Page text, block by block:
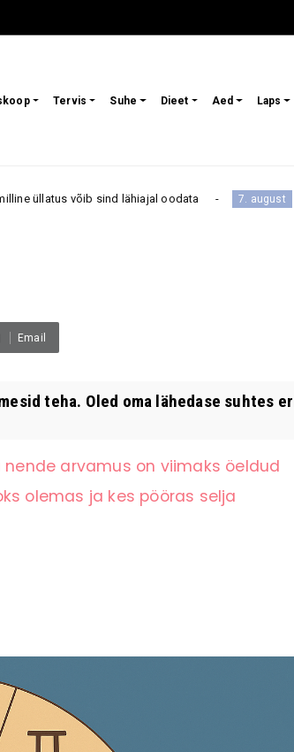
Tervis Suhe Dieet Aed Laps
sind lähiajal oodata 7. august
Email
teha. Oled oma lähedase suhtes
arvamus on viimaks öeldud
olemas ja kes pööras selja